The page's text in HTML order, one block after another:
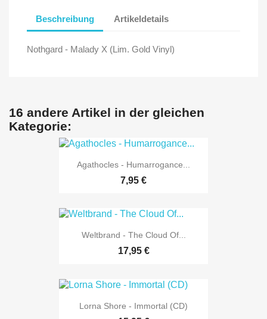
Beschreibung Artikeldetails
Nothgard - Malady X (Lim. Gold Vinyl)
16 andere Artikel in der gleichen
Kategorie:
Agathocles - Humarrogance...
7,95 €
Weltbrand - The Cloud Of...
17,95 €
Lorna Shore - Immortal (CD)